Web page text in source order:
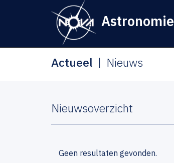
Astronomie
Actueel Nieuws
Nieuwsoverzicht
Geen resultaten gevonden.